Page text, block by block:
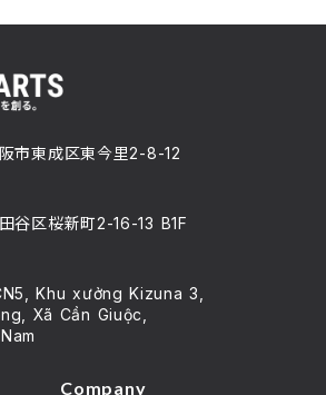
市東成区東今里2-8-12
谷区桜新町2-16-13 B1F
Khu xưởng Kizuna 3,
Xã Cần Giuộc,
Company